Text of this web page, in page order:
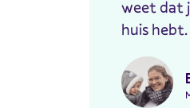
weet dat
huis hebt.